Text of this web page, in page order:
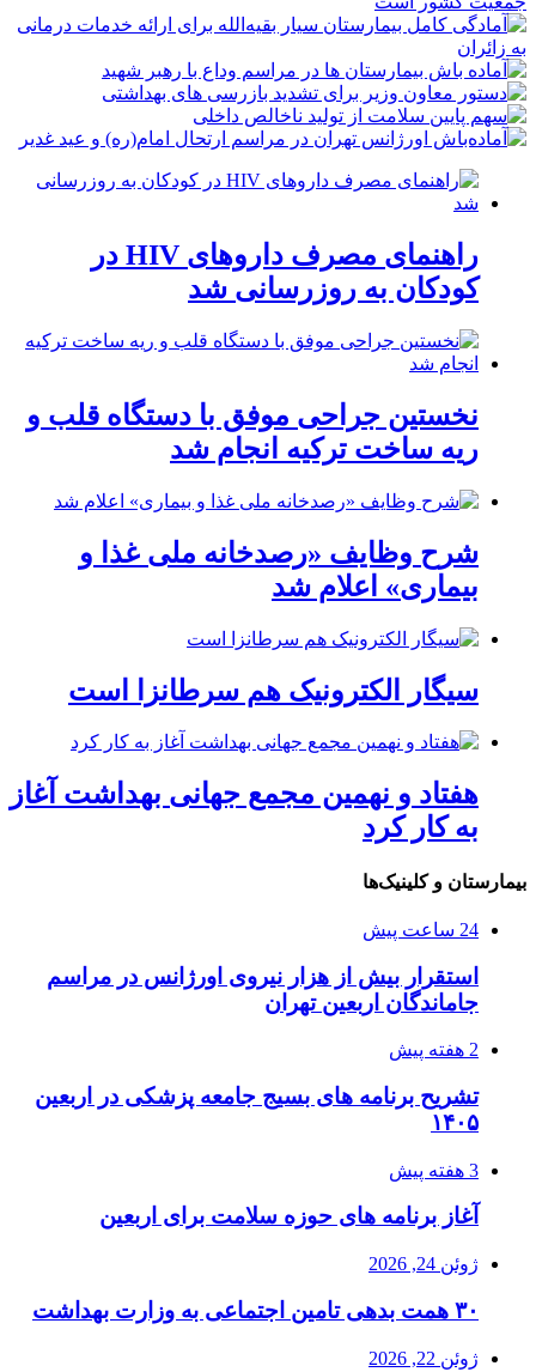
راهنمای مصرف داروهای HIV در
کودکان به روزرسانی شد
نخستین جراحی موفق با دستگاه قلب و
ریه ساخت ترکیه انجام شد
شرح وظایف «رصدخانه ملی غذا و
بیماری» اعلام شد
سیگار الکترونیک هم سرطانزا است
هفتاد و نهمین مجمع جهانی بهداشت آغاز
به کار کرد
بیمارستان و کلینیک‌ها
24 ساعت پیش
استقرار بیش از هزار نیروی اورژانس در مراسم
جاماندگان اربعین تهران
2 هفته پیش
تشریح برنامه های بسیج جامعه پزشکی در اربعین
۱۴۰۵
3 هفته پیش
آغاز برنامه های حوزه سلامت برای اربعین
ژوئن 24, 2026
۳۰ همت بدهی تامین اجتماعی به وزارت بهداشت
ژوئن 22, 2026